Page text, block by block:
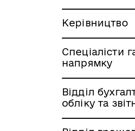
Керівництво
Спеціалісти
напрямку
Відділ
обліку та